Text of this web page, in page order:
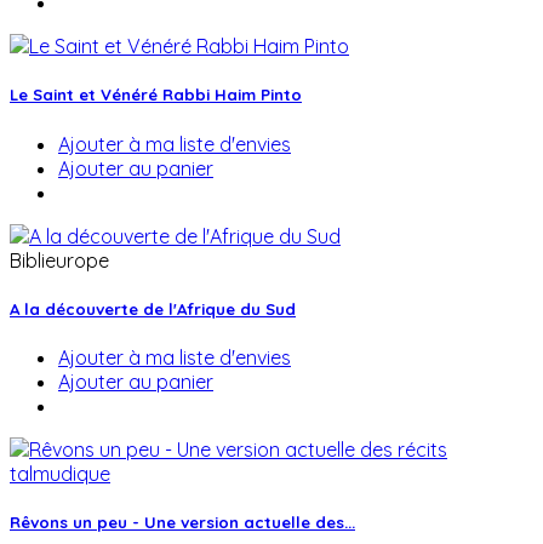
Le Saint et Vénéré Rabbi Haim Pinto
Ajouter à ma liste d'envies
Ajouter au panier
Biblieurope
A la découverte de l'Afrique du Sud
Ajouter à ma liste d'envies
Ajouter au panier
Rêvons un peu - Une version actuelle des...